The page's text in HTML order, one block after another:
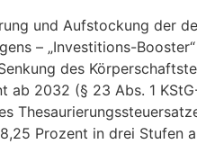
und Aufstockung der
– „Investitions-
des
ab 2032 (§ 23 Abs. 1
Prozent in drei Stufen